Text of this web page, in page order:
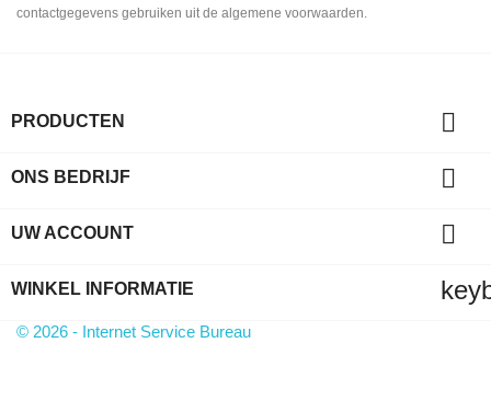
contactgegevens gebruiken uit de algemene voorwaarden.
PRODUCTEN 
ONS BEDRIJF 
UW ACCOUNT 
WINKEL INFORMATIE
© 2026 - Internet Service Bureau